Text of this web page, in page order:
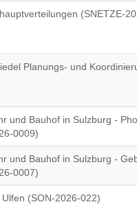
(SNETZE-
Planungs- und
und Bauhof in Sulzburg -
0009)
und Bauhof in Sulzburg -
0007)
(SON-2026-022)